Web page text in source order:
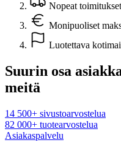
Nopeat toimitukset
Monipuoliset
Luotettava
Suurin osa
meitä
14 500+ sivustoarvostelua
82 000+ tuotearvostelua
Asiakaspalvelu